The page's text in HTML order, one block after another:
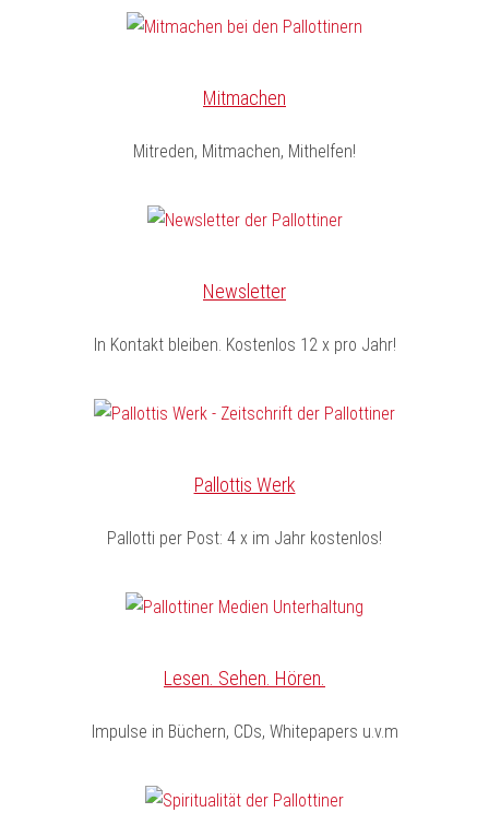
Mitmachen
Mitreden, Mitmachen, Mithelfen!
Newsletter
In Kontakt bleiben. Kostenlos 12 x pro Jahr!
Pallottis Werk
Pallotti per Post: 4 x im Jahr kostenlos!
Lesen. Sehen. Hören.
Impulse in Büchern, CDs, Whitepapers u.v.m